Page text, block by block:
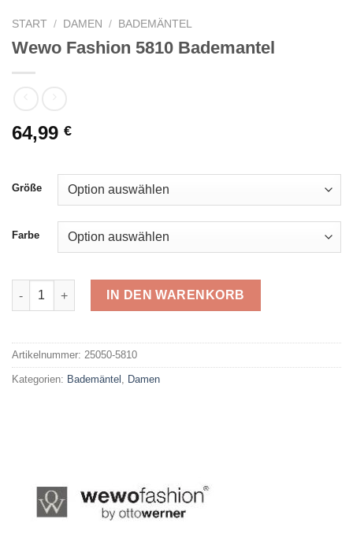
START / DAMEN / BADEMÄNTEL
Wewo Fashion 5810 Bademantel
64,99 €
Größe
Farbe
Wewo Fashion 5810 Bademantel Menge
IN DEN WARENKORB
Artikelnummer: 25050-5810
Kategorien: Bademäntel , Damen